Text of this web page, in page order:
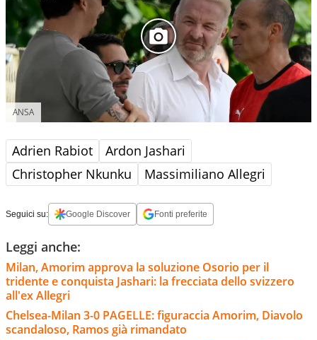
ANSA
Adrien Rabiot
Ardon Jashari
Christopher Nkunku
Massimiliano Allegri
Seguici su: Google Discover Fonti preferite
Leggi anche:
Milan, Amorim approva la soluzione Osorio per il
tridente e conquista Jashari: la frecciata dello svizzero
all'ex Allegri
Chelsea-Milan 3-0 PAGELLE: figuraccia Amorim, Diavolo
scandaloso, Ramos già rimandato